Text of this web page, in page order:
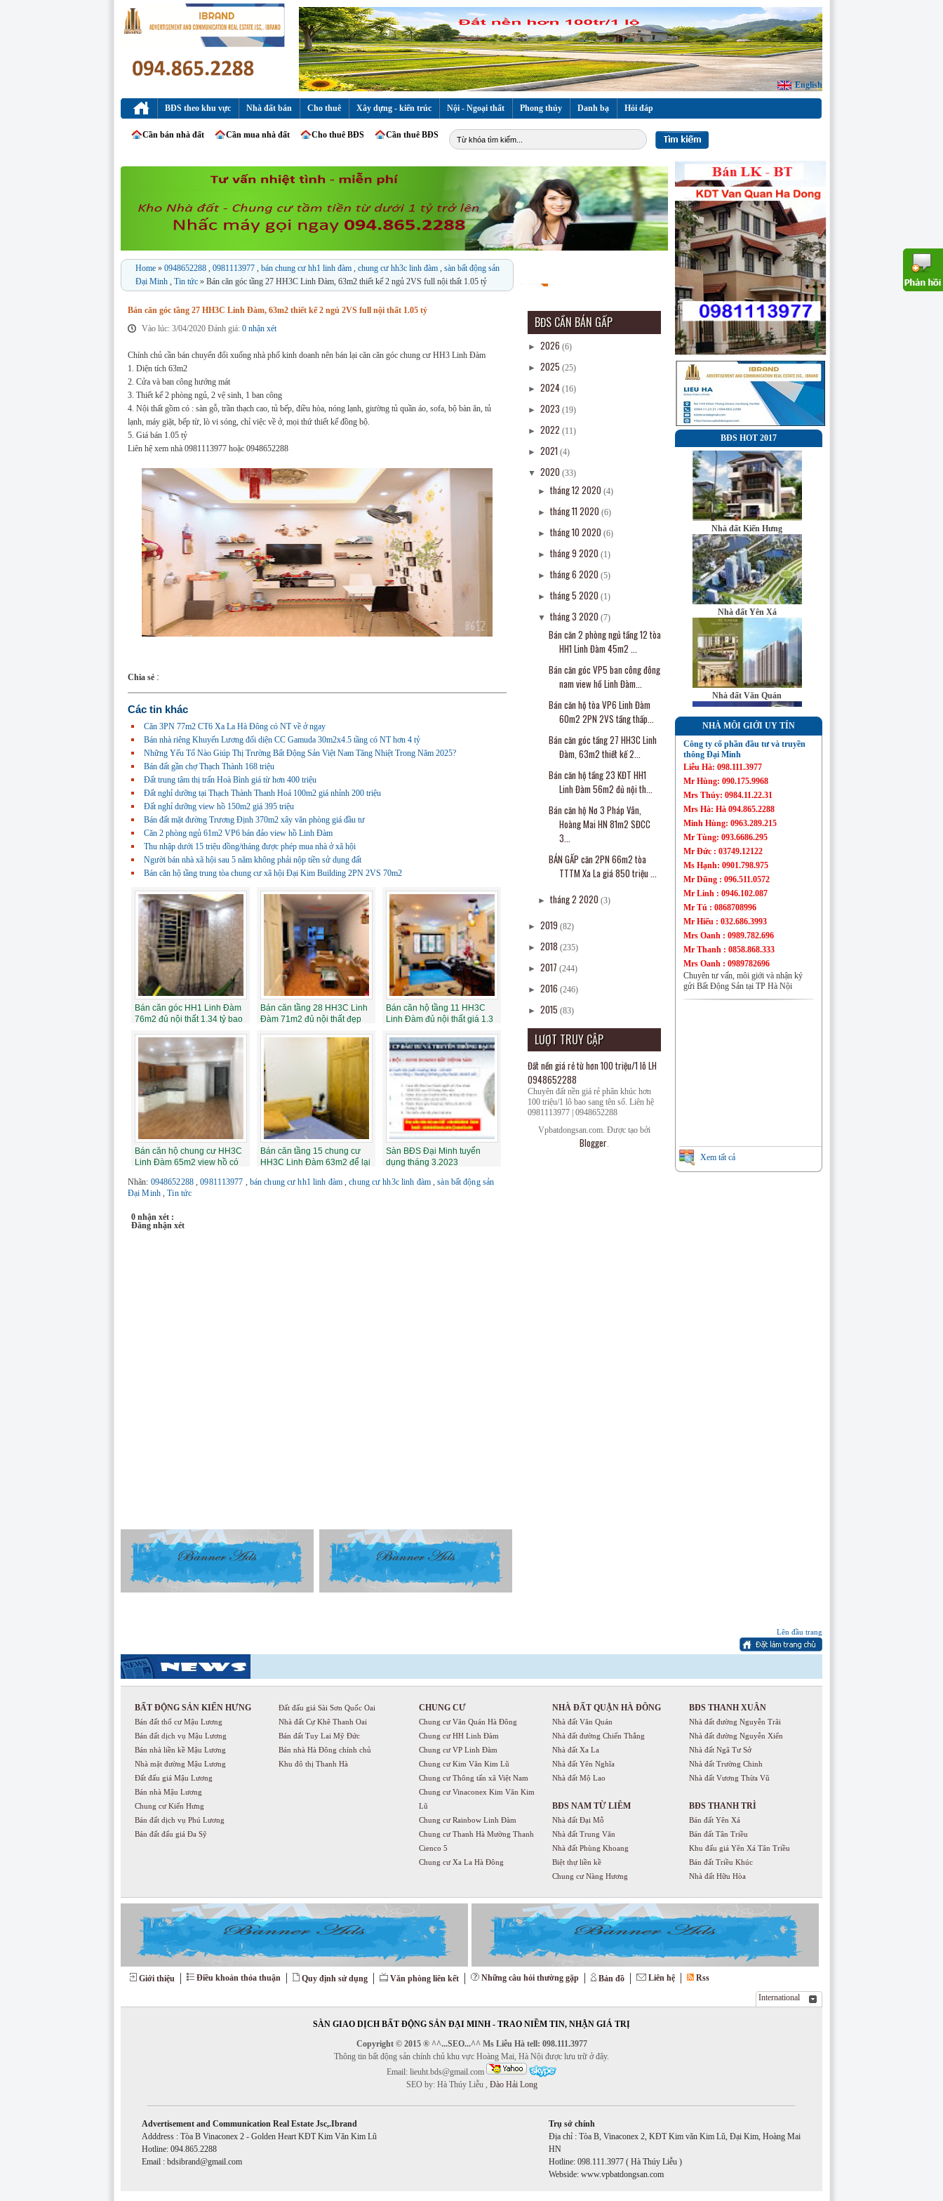
English
BĐS theo khu vực Nhà đất bán Cho thuê Xây dựng - kiến trúc Nội - Ngoại thất Phong thủy Danh bạ Hỏi đáp
Cần bán nhà đất Cần mua nhà đất Cho thuê BĐS Cần thuê BĐS
Home » 0948652288 , 0981113977 , bán chung cư hh1 linh đàm , chung cư hh3c linh đàm , sàn bất động sản
Đại Minh , Tin tức » Bán căn góc tầng 27 HH3C Linh Đàm, 63m2 thiết kế 2 ngủ 2VS full nội thất 1.05 tỷ
Bán căn góc tầng 27 HH3C Linh Đàm, 63m2 thiết kế 2 ngủ 2VS full nội thất 1.05 tỷ
Vào lúc: 3/04/2020 Đánh giá: 0 nhận xét
Chính chủ cần bán chuyển đổi xuống nhà phố kinh doanh nên bán lại căn căn góc chung cư HH3 Linh Đàm
1. Diện tích 63m2
2. Cửa và ban công hướng mát
3. Thiết kế 2 phòng ngủ, 2 vệ sinh, 1 ban công
4. Nội thất gồm có : sàn gỗ, trần thạch cao, tủ bếp, điều hòa, nóng lạnh, giường tủ quần áo, sofa, bộ bàn ăn, tủ
lạnh, máy giặt, bếp từ, lò vi sóng, chỉ việc về ở, mọi thứ thiết kế đồng bộ.
5. Giá bán 1.05 tỷ
Liên hệ xem nhà 0981113977 hoặc 0948652288
Chia sẻ :
Các tin khác
Căn 3PN 77m2 CT6 Xa La Hà Đông có NT về ở ngay
Bán nhà riêng Khuyến Lương đối diện CC Gamuda 30m2x4.5 tầng có NT hơn 4 tỷ
Những Yếu Tố Nào Giúp Thị Trường Bất Động Sản Việt Nam Tăng Nhiệt Trong Năm 2025?
Bán đất gần chợ Thạch Thành 168 triệu
Đất trung tâm thị trấn Hoà Bình giá từ hơn 400 triệu
Đất nghỉ dưỡng tại Thạch Thành Thanh Hoá 100m2 giá nhỉnh 200 triệu
Đất nghỉ dưỡng view hồ 150m2 giá 395 triệu
Bán đất mặt đường Trương Định 370m2 xây văn phòng giá đầu tư
Căn 2 phòng ngủ 61m2 VP6 bán đảo view hồ Linh Đàm
Thu nhập dưới 15 triệu đồng/tháng được phép mua nhà ở xã hội
Người bán nhà xã hội sau 5 năm không phải nộp tiền sử dụng đất
Bán căn hộ tầng trung tòa chung cư xã hội Đại Kim Building 2PN 2VS 70m2
Bán căn góc HH1 Linh Đàm
76m2 đủ nội thất 1.34 tỷ bao
Bán căn tầng 28 HH3C Linh
Đàm 71m2 đủ nội thất đẹp
Bán căn hộ tầng 11 HH3C
Linh Đàm đủ nội thất giá 1.3
Bán căn hộ chung cư HH3C
Linh Đàm 65m2 view hồ có
Bán căn tầng 15 chung cư
HH3C Linh Đàm 63m2 để lại
Sàn BĐS Đại Minh tuyển
dụng tháng 3.2023
Nhãn: 0948652288,0981113977 , bán chung cư hh1 linh đàm,chung cư hh3c linh đàm,sàn bất động sản
Đại Minh,Tin tức
0 nhận xét :
Đăng nhận xét
BĐS CẦN BÁN GẤP
► 2026 (6)
► 2025 (25)
► 2024 (16)
► 2023 (19)
► 2022 (11)
► 2021 (4)
▼ 2020 (33)
►tháng 12 2020(4)
►tháng 11 2020(6)
►tháng 10 2020(6)
►tháng 9 2020(1)
►tháng 6 2020(5)
►tháng 5 2020(1)
▼tháng 3 2020(7)
Bán căn 2 phòng ngủ tầng 12 tòa
HH1 Linh Đàm 45m2 ...
Bán căn góc VP5 ban công đông
nam view hồ Linh Đàm...
Bán căn hộ tòa VP6 Linh Đàm
60m2 2PN 2VS tầng thấp...
Bán căn góc tầng 27 HH3C Linh
Đàm, 63m2 thiết kế 2...
Bán căn hộ tầng 23 KĐT HH1
Linh Đàm 56m2 đủ nội th...
Bán căn hộ Nơ 3 Pháp Vân,
Hoàng Mai HN 81m2 SĐCC
3...
BÁN GẤP căn 2PN 66m2 tòa
TTTM Xa La giá 850 triệu ...
►tháng 2 2020(3)
► 2019 (82)
► 2018 (235)
► 2017 (244)
► 2016 (246)
► 2015 (83)
LƯỢT TRUY CẬP
Đất nền giá rẻ từ hơn 100 triệu/1 lô LH
0948652288
Chuyên đất nền giá rẻ phân khúc hơn
100 triệu/1 lô bao sang tên sổ. Liên hệ
0981113977 | 0948652288
Vpbatdongsan.com. Được tạo bởi
Blogger.
BĐS HOT 2017
Nhà đất Kiến Hưng
Nhà đất Yên Xá
Nhà đất Văn Quán
Nhà đất Mỗ Lao
Chung cư Linh Đàm
Nhà đất Đồng Mai
NHÀ MÔI GIỚI UY TÍN
Công ty cổ phần
đầu tư và truyền
thông Đại Minh
Sàn bất động sản
Đại Minh
Công ty cổ phần đầu tư và truyền
thông Đại Minh
Liễu Hà: 098.111.3977
Mr Hùng: 090.175.9968
Mrs Thúy: 0984.11.22.31
Mrs Hà: Hà 094.865.2288
Minh Hùng: 0963.289.215
Mr Tùng: 093.6686.295
Mr Đức : 03749.12122
Ms Hạnh: 0901.798.975
Mr Dũng : 096.511.0572
Mr Linh : 0946.102.087
Mr Tú : 0868708996
Mr Hiếu : 032.686.3993
Mrs Oanh : 0989.782.696
Mr Thanh : 0858.868.333
Mrs Oanh : 0989782696
Chuyên tư vấn, môi giới và nhận ký
gửi Bất Động Sản tại TP Hà Nội
Xem tất cả
Lên đầu trang
BẤT ĐỘNG SẢN KIẾN HƯNG
Bán đất thổ cư Mậu Lương
Bán đất dịch vụ Mậu Lương
Bán nhà liền kề Mậu Lương
Nhà mặt đường Mậu Lương
Đất đấu giá Mậu Lương
Bán nhà Mậu Lương
Chung cư Kiến Hưng
Bán đất dịch vụ Phú Lương
Bán đất đấu giá Đa Sỹ
Đất đấu giá Sài Sơn Quốc Oai
Nhà đất Cự Khê Thanh Oai
Bán đất Tuy Lai Mỹ Đức
Bán nhà Hà Đông chính chủ
Khu đô thị Thanh Hà
CHUNG CƯ
Chung cư Văn Quán Hà Đông
Chung cư HH Linh Đàm
Chung cư VP Linh Đàm
Chung cư Kim Văn Kim Lũ
Chung cư Thông tấn xã Việt Nam
Chung cư Vinaconex Kim Văn Kim
Lũ
Chung cư Rainbow Linh Đàm
Chung cư Thanh Hà Mường Thanh
Cienco 5
Chung cư Xa La Hà Đông
NHÀ ĐẤT QUẬN HÀ ĐÔNG
Nhà đất Văn Quán
Nhà đất đường Chiến Thắng
Nhà đất Xa La
Nhà đất Yên Nghĩa
Nhà đất Mộ Lao
BĐS NAM TỪ LIÊM
Nhà đất Đại Mỗ
Nhà đất Trung Văn
Nhà đất Phùng Khoang
Biệt thự liền kề
Chung cư Nàng Hương
BĐS THANH XUÂN
Nhà đất đường Nguyễn Trãi
Nhà đất đường Nguyễn Xiển
Nhà đất Ngã Tư Sở
Nhà đất Trường Chinh
Nhà đất Vương Thừa Vũ
BĐS THANH TRÌ
Bán đất Yên Xá
Bán đất Tân Triều
Khu đấu giá Yên Xá Tân Triều
Bán đất Triều Khúc
Nhà đất Hữu Hòa
Giới thiệu Điều khoản thỏa thuận Quy định sử dụng Văn phòng liên kết Những câu hỏi thường gặp Bản đồ Liên hệ
Rss
International
SÀN GIAO DỊCH BẤT ĐỘNG SẢN ĐẠI MINH - TRAO NIỀM TIN, NHẬN GIÁ TRỊ
Copyright © 2015 ® ^^...SEO...^^ Ms Liễu Hà tell: 098.111.3977
Thông tin bất động sản chính chủ khu vực Hoàng Mai, Hà Nội được lưu trữ ở đây.
Email: lieuht.bds@gmail.com
SEO by: Hà Thúy Liễu , Đào Hải Long
Advertisement and Communication Real Estate Jsc,.Ibrand
Adddress : Tòa B Vinaconex 2 - Golden Heart KĐT Kim Văn Kim Lũ
Hotline: 094.865.2288
Email : bdsibrand@gmail.com
Trụ sở chính
Địa chỉ : Tòa B, Vinaconex 2, KĐT Kim văn Kim Lũ, Đại Kim, Hoàng Mai
HN
Hotline: 098.111.3977 ( Hà Thúy Liễu )
Webside: www.vpbatdongsan.com